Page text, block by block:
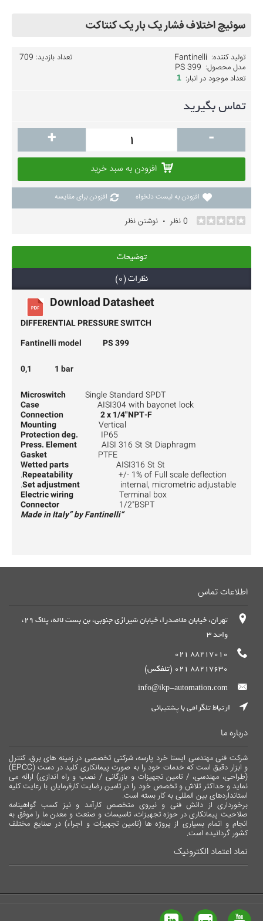
سوئیچ اختلاف فشار یک بار یک کنتاکت
تعداد بازدید: 709 تولید کننده: Fantinelli
مدل محصول: PS 399
تعداد موجود در انبار: 1
تماس بگیرید
-
+
افزودن به سبد خرید
افزودن به لیست دلخواه افزودن برای مقایسه
0 نظر • نوشتن نظر
توضیحات
نظرات (0)
Download Datasheet
DIFFERENTIAL PRESSURE SWITCH
PS 399
0,1 1 bar
Microswitch Single Standard SPDT
Case AISI304 with bayonet lock
Connection 2 x 1/4"NPT-F
Mounting Vertical
Protection deg. IP65
Press. Element AISI 316 St St Diaphragm
Gasket PTFE
Wetted parts AISI316 St St
Repeatability +/- 1% of Full scale deflection.
Set adjustment internal, micrometric adjustable.
Electric wiring Terminal box
Connector 1/2"BSPT
“Made in Italy” by Fantinelli
اطلاعات تماس
تهران، خیابان ملاصدرا، خیابان شیرازی جنوبی، بن بست لاله، پلاک 29،
واحد 3
88217010 021
88217630 021 (تلفکس)
info@ikp-automation.com
ارتباط تلگرامی با پشتیبانی
درباره ما
شرکت فنی مهندسی ایستا خرد پارسه، شرکتی تخصصی در زمینه های برق، کنترل
و ابزار دقیق است که خدمات خود را به صورت پیمانکاری کلید در دست (EPCC)
(طراحی، مهندسی، / تامین تجهیزات و بازرگانی / نصب و راه اندازی) ارائه می
نماید و حداکثر تلاش و تخصص خود را در تامین رضایت کارفرمایان با رعایت کلیه
استانداردهای بین المللی به کار بسته است.
برخورداری از دانش فنی و نیروی متخصص کارآمد و نیز کسب گواهینامه
صلاحیت پیمانکاری در حوزه تجهیزات، تاسیسات و صنعت و معدن ما را موفق به
انجام و اتمام بسیاری از پروژه ها (تامین تجهیزات و اجراء) در صنایع مختلف
کشور گردانیده است.
نماد اعتماد الکترونیک